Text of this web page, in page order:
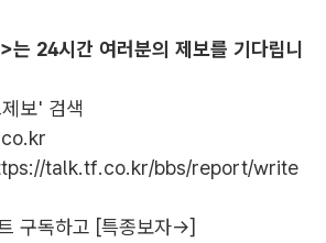
는 24시간 여러분의 제보를 기다립니
보' 검색
talk.tf.co.kr/bbs/report/write
구독하고 [특종보자→]